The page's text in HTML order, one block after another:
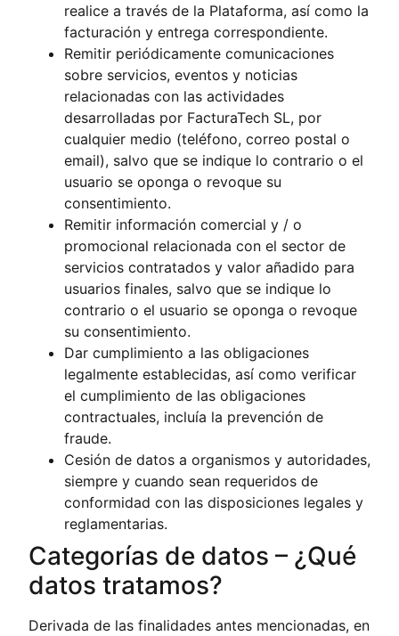
realice a través de la Plataforma, así como la
facturación y entrega correspondiente.
Remitir periódicamente comunicaciones
sobre servicios, eventos y noticias
relacionadas con las actividades
desarrolladas por FacturaTech SL, por
cualquier medio (teléfono, correo postal o
email), salvo que se indique lo contrario o el
usuario se oponga o revoque su
consentimiento.
Remitir información comercial y / o
promocional relacionada con el sector de
servicios contratados y valor añadido para
usuarios finales, salvo que se indique lo
contrario o el usuario se oponga o revoque
su consentimiento.
Dar cumplimiento a las obligaciones
legalmente establecidas, así como verificar
el cumplimiento de las obligaciones
contractuales, incluía la prevención de
fraude.
Cesión de datos a organismos y autoridades,
siempre y cuando sean requeridos de
conformidad con las disposiciones legales y
reglamentarias.
Categorías de datos – ¿Qué
datos tratamos?
Derivada de las finalidades antes mencionadas, en